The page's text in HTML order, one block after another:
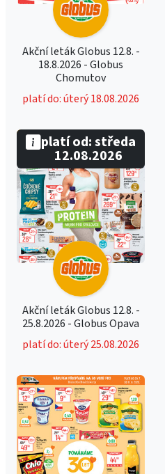
Akční leták Globus 12.8. -
18.8.2026 - Globus
Chomutov
platí do: úterý 18.08.2026
Akční leták Globus 12.8. -
25.8.2026 - Globus Opava
platí do: úterý 25.08.2026
platí od: středa
12.08.2026